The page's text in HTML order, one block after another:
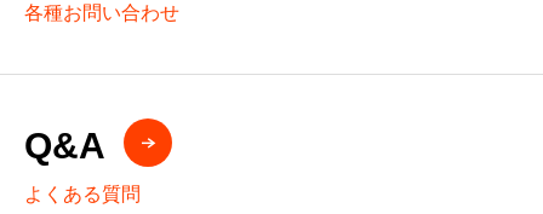
各種お問い合わせ
Q&A
よくある質問